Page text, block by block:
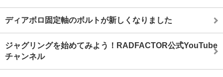
ディアボロ固定軸のボルトが新しくなりました
ジャグリングを始めてみよう！RADFACTOR公式YouTube
チャンネル